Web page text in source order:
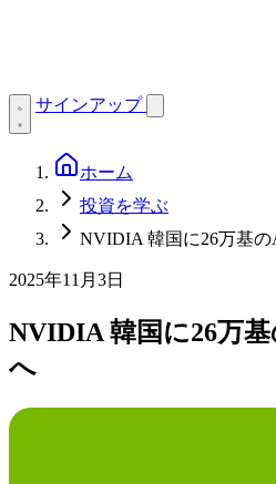
サインアップ
ホーム
投資を学ぶ
NVIDIA 韓国に26万基
2025年11月3日
NVIDIA 韓国に26万
へ